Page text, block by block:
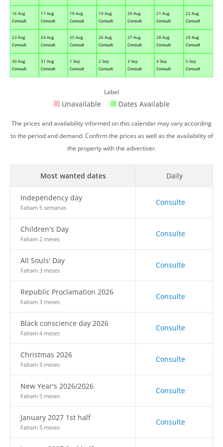
16 Aug
Consult
17 Aug
Consult
18 Aug
Consult
19 Aug
Consult
20 Aug
Consult
21 Aug
Consult
22 Aug
Consult
23 Aug
Consult
24 Aug
Consult
25 Aug
Consult
26 Aug
Consult
27 Aug
Consult
28 Aug
Consult
29 Aug
Consult
30 Aug
Consult
31 Aug
Consult
1 Sep
Consult
2 Sep
Consult
3 Sep
Consult
4 Sep
Consult
5 Sep
Consult
Label
Unavailable Dates Available
The prices and availability informed on this calendar may vary according
to the period and demand. Confirm the prices as well as the availability of
the property with the advertiser.
Most wanted dates Daily
Independency day
Faltam 5 semanas
Consulte
Children's Day
Faltam 2 meses
Consulte
All Souls' Day
Faltam 3 meses
Consulte
Republic Proclamation 2026
Faltam 3 meses
Consulte
Black conscience day 2026
Faltam 4 meses
Consulte
Christmas 2026
Faltam 5 meses
Consulte
New Year's 2026/2026
Faltam 5 meses
Consulte
January 2027 1st half
Faltam 5 meses
Consulte